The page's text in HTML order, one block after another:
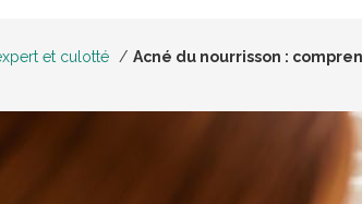
et culotté Acné du nourrisson :